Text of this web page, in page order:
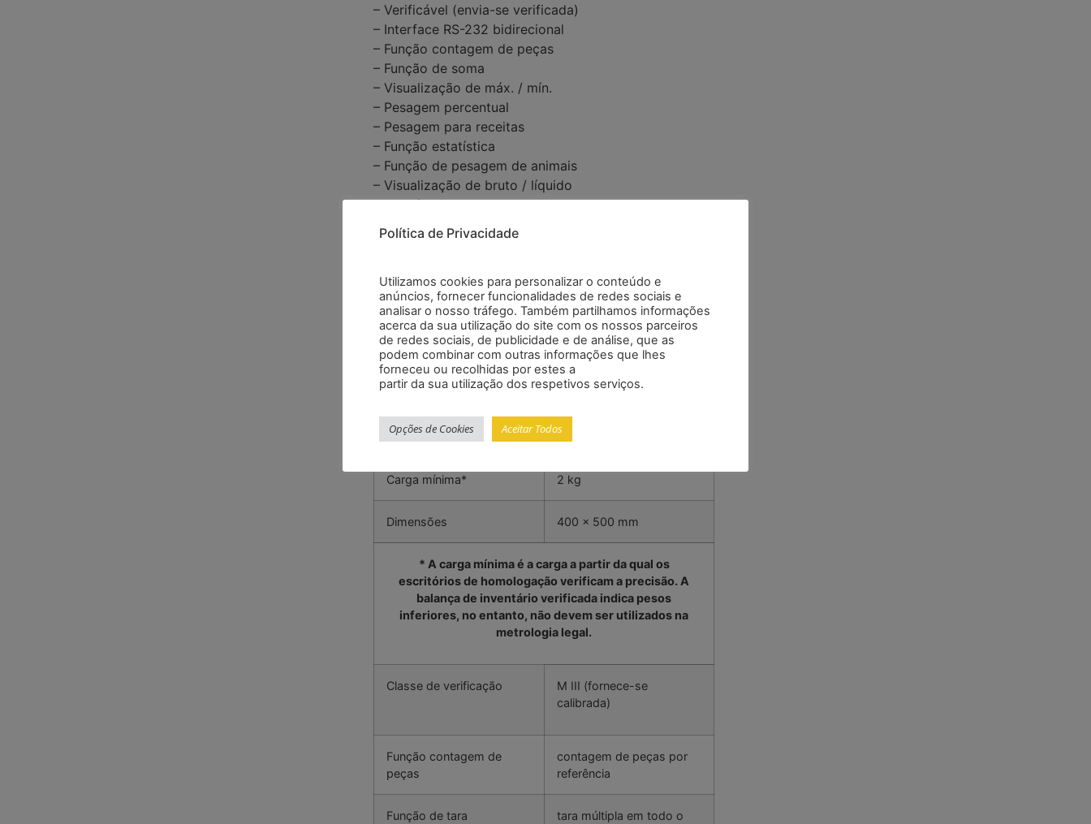
– Verificável (envia-se verificada)
– Interface RS-232 bidirecional
– Função contagem de peças
– Função de soma
– Visualização de máx. / mín.
– Pesagem percentual
– Pesagem para receitas
– Função estatística
– Função de pesagem de animais
– Visualização de bruto / líquido
– Memória de tara
– Pesagem de valores limite mín. / máx. / ok
– Três contatos livres de potencial opcionais
Especificações
Intervalo 300 kg
Capacidade de leitura
Valor de verificação 100 g
Carga mínima* 2 kg
Dimensões 400 x 500 mm
* A carga mínima é a carga a partir da qual os
escritórios de homologação verificam a precisão. A
balança de inventário verificada indica pesos
inferiores, no entanto, não devem ser utilizados na
metrologia legal.
Classe de verificação
M III (fornece-se
calibrada)
Função contagem de
peças
contagem de peças por
referência
Função de tara
tara múltipla em todo o
Política de Privacidade
Utilizamos cookies para personalizar o conteúdo e
anúncios, fornecer funcionalidades de redes sociais e
analisar o nosso tráfego. Também partilhamos informações
acerca da sua utilização do site com os nossos parceiros
de redes sociais, de publicidade e de análise, que as
podem combinar com outras informações que lhes
forneceu ou recolhidas por estes a
partir da sua utilização dos respetivos serviços.
Opções de Cookies Aceitar Todos